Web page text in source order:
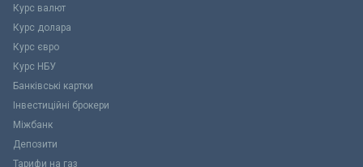
Курс валют
Курс долара
Курс євро
Курс НБУ
Банківські картки
Інвестиційні брокери
Міжбанк
Депозити
Тарифи на газ